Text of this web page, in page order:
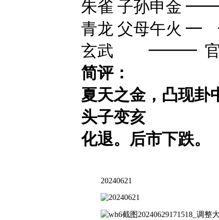
朱雀 子孙申金
青龙 父母午火
玄武 ━━━ 官
简评：
夏天之金，凸现卦
头子变亥
化退。后市下跌。
20240621